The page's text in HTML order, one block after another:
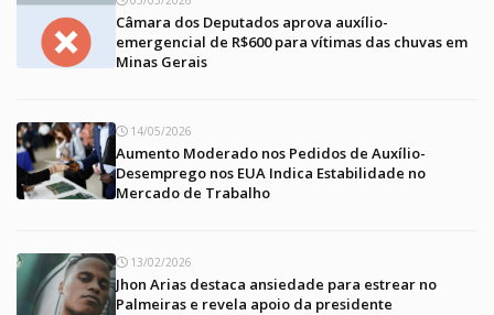
Câmara dos Deputados aprova auxílio-
emergencial de R$600 para vítimas das chuvas em
Minas Gerais
14/05/2026
Aumento Moderado nos Pedidos de Auxílio-
Desemprego nos EUA Indica Estabilidade no
Mercado de Trabalho
13/02/2026
Jhon Arias destaca ansiedade para estrear no
Palmeiras e revela apoio da presidente